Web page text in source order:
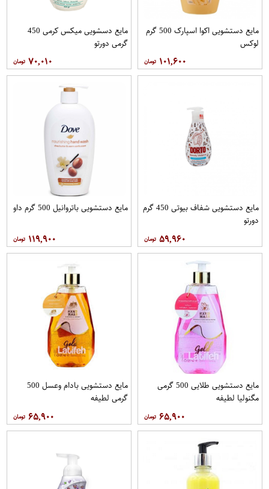
مایع دستشویی اکوا اسپارک 500 گرم
لوکس
۱۰۱,۶۰۰
مایع دسشویی میکس کرمی 450
گرمی دورتو
۷۰,۰۱۰
مایع دستشویی شفاف بیوتی 450 گرم
دورتو
۵۹,۹۶۰
مایع دستشویی باتروانیل 500 گرم داو
۱۱۹,۹۰۰
مایع دستشویی طلایی 500 گرمی
مگنولیا لطیفه
۶۵,۹۰۰
مایع دستشویی بادام وعسل 500
گرمی لطیفه
۶۵,۹۰۰